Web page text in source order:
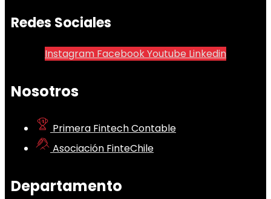
Redes Sociales
Instagram FacebookYoutube Linkedin
Nosotros
Primera Fintech Contable
Asociación FinteChile
Departamento